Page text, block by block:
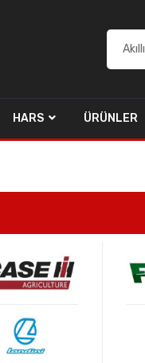
HARS ÜRÜNLER